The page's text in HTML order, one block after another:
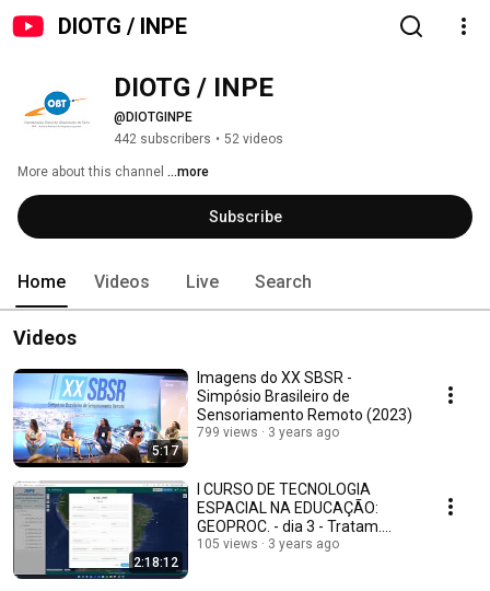
DIOTG / INPE
DIOTG / INPE
@DIOTGINPE
442 subscribers • 52 videos
More about this channel ...more
Subscribe
Home Videos Live Search
Videos
5:17
Imagens do XX SBSR -
Simpósio Brasileiro de
Sensoriamento Remoto (2023)
799 views 3 years ago
2:18:12
I CURSO DE TECNOLOGIA
ESPACIAL NA EDUCAÇÃO:
GEOPROC. - dia 3 - Tratam.
Imagens c/ QGIS (aula 2 de 2)
105 views 3 years ago